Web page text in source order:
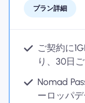
プラン詳細
ご契約に
り、30日
Nomad
ーロッパ